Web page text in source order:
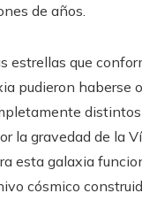
de años.
estrellas que
pudieron haberse
la gravedad de la
esta galaxia
cósmico